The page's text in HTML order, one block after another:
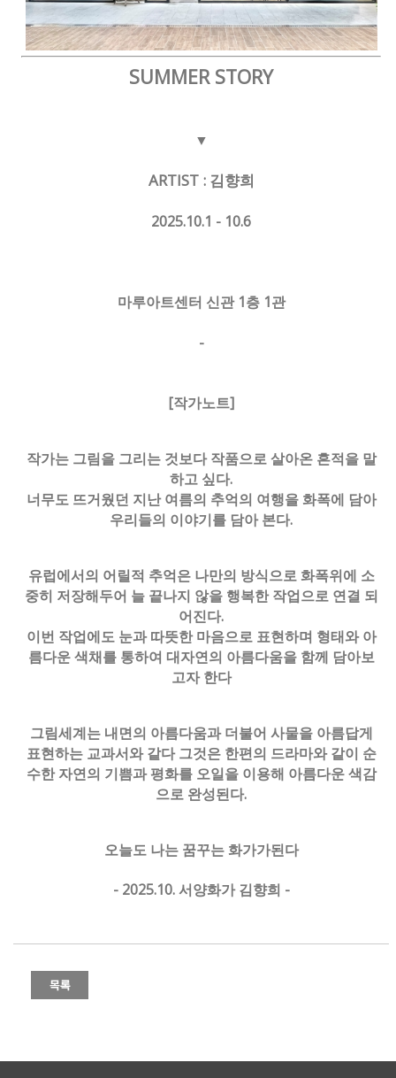
SUMMER STORY
▼
ARTIST : 김향희
2025.10.1 - 10.6
마루아트센터 신관 1층 1관
-
[작가노트]
작가는 그림을 그리는 것보다 작품으로 살아온 흔적을 말
하고 싶다.
너무도 뜨거웠던 지난 여름의 추억의 여행을 화폭에 담아
우리들의 이야기를 담아 본다.
유럽에서의 어릴적 추억은 나만의 방식으로 화폭위에 소
중히 저장해두어 늘 끝나지 않을 행복한 작업으로 연결 되
어진다.
이번 작업에도 눈과 따뜻한 마음으로 표현하며 형태와 아
름다운 색채를 통하여 대자연의 아름다움을 함께 담아보
고자 한다
그림세계는 내면의 아름다움과 더불어 사물을 아름답게
표현하는 교과서와 같다 그것은 한편의 드라마와 같이 순
수한 자연의 기쁨과 평화를 오일을 이용해 아름다운 색감
으로 완성된다.
오늘도 나는 꿈꾸는 화가가된다
- 2025.10. 서양화가 김향희 -